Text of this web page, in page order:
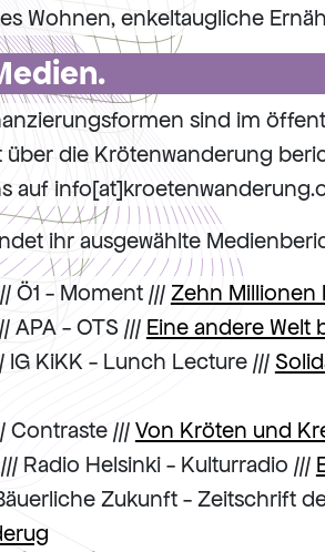
Wohnen, enkeltaugliche
sind im
über die Krötenwanderung
auf
ihr ausgewählte
Ö1 - Moment /// Zehn Millionen
APA - OTS /// Eine andere Welt
IG KiKK - Lunch Lecture ///
Contraste ///Von Kröten und
Radio Helsinki - Kulturradio ///
Zukunft - Zeitschrift